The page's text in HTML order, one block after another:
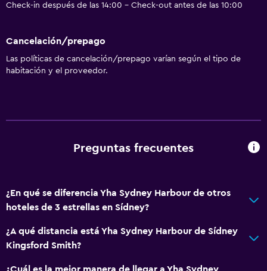
Cortina
Accesibilidad y adecuación
Ascensor disponible
Comedor
Tetera eléctrica
Cocina compartida
Bar de tapas
Check-in después de las 14:00 - Check-out antes de las 10:00
Cancelación/prepago
Las políticas de cancelación/prepago varían según el tipo de
habitación y el proveedor.
Preguntas frecuentes
¿En qué se diferencia Yha Sydney Harbour de otros
hoteles de 3 estrellas en Sídney?
¿A qué distancia está Yha Sydney Harbour de Sídney
Kingsford Smith?
¿Cuál es la mejor manera de llegar a Yha Sydney